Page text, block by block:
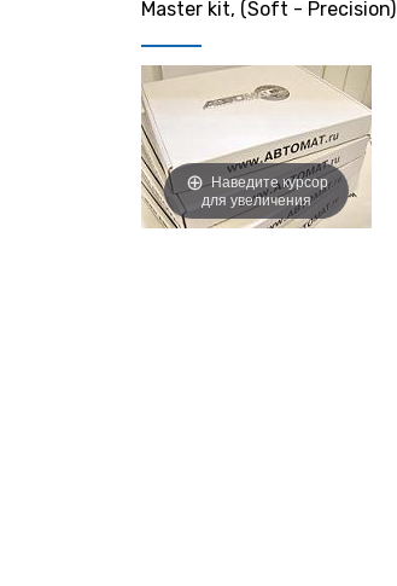
Master kit, (Soft - Precision)
Наведите курсор
для увеличения